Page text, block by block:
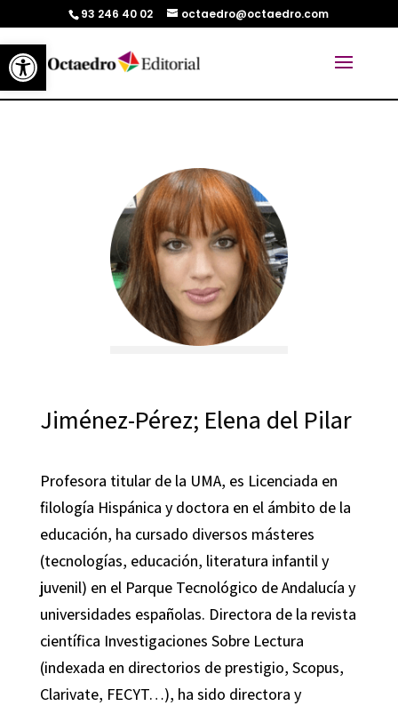
Abrir barra de herramientas
93 246 40 02 octaedro@octaedro.com
Jiménez-Pérez; Elena del Pilar
Profesora titular de la UMA, es Licenciada en
filología Hispánica y doctora en el ámbito de la
educación, ha cursado diversos másteres
(tecnologías, educación, literatura infantil y
juvenil) en el Parque Tecnológico de Andalucía y
universidades españolas. Directora de la revista
científica Investigaciones Sobre Lectura
(indexada en directorios de prestigio, Scopus,
Clarivate, FECYT…), ha sido directora y